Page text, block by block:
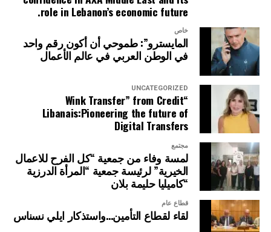
role in Lebanon’s economic future.
خاص
المايسترو”: طموحي أن أكون رقم واحد
في الوطن العربي في عالم الأعمال
UNCATEGORIZED
“Wink Transfer” from Credit
Libanais:Pioneering the future of
Digital Transfers
مجتمع
لمسة وفاء من جمعية “كل الفرح للاعمال
الخيرية” لرئيسة جمعية “المرأة الدرزية
“كاميليا حليمة بلان
قطاع عام
لقاء لقطاع التأمين…واستذكار ايلي نسناس